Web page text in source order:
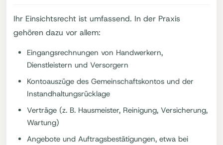
Ihr Einsichtsrecht ist umfassend. In der Praxis
gehören dazu vor allem:
Eingangsrechnungen von Handwerkern,
Dienstleistern und Versorgern
Kontoauszüge des Gemeinschaftskontos und der
Instandhaltungsrücklage
Verträge (z. B. Hausmeister, Reinigung, Versicherung,
Wartung)
Angebote und Auftragsbestätigungen, etwa bei